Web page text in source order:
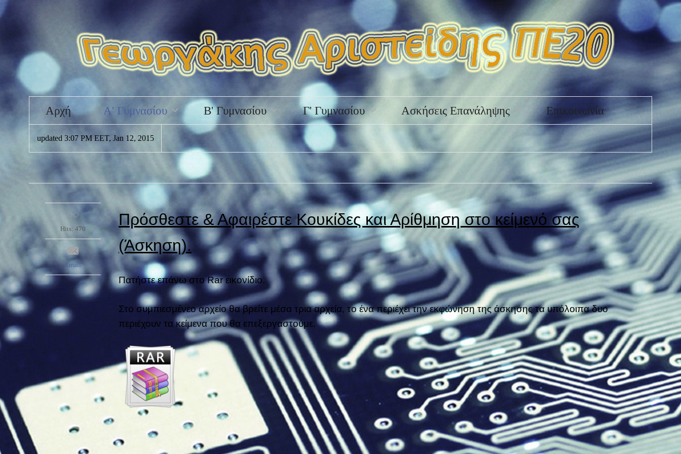
Αρχή Α' Γυμνασίου Β' Γυμνασίου Γ' Γυμνασίου Ασκήσεις Επανάληψης Επικοινωνία
updated 3:07 PM EET, Jan 12, 2015
Πρόσθεστε & Αφαιρέστε Κουκίδες και Αρίθμηση στο κείμενό σας
(Άσκηση).
Πατήστε επάνω στο Rar εικονίδιο.
Στο συμπιεσμένεο αρχείο θα βρείτε μέσα τρια αρχεία, το ένα περιέχει την εκφώνηση της άσκησης τα υπόλοιπα δυο
περιέχουν τα κείμενα που θα επεξεργαστούμε.
Hits: 470
Email